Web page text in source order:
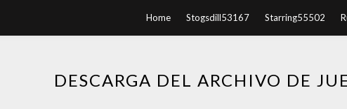
Home Stogsdill53167 Starring55502
DESCARGA DEL ARCHIVO DE